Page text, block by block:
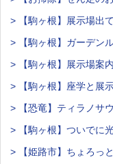
> 【駒ヶ根】展示場出
> 【駒ヶ根】ガーデン
> 【駒ヶ根】展示場案
> 【駒ヶ根】座学と展
> 【恐竜】ティラノサ
> 【駒ヶ根】ついでに
> 【姫路市】ちょろっ